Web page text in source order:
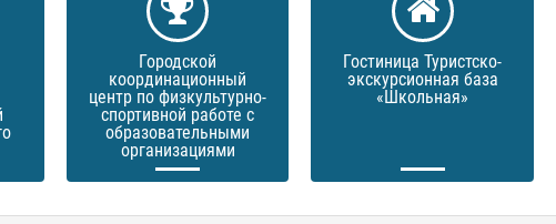
Городской
координационный
центр по физкультурно-
спортивной работе с
образовательными
организациями
Гостиница Туристско-
экскурсионная база
«Школьная»